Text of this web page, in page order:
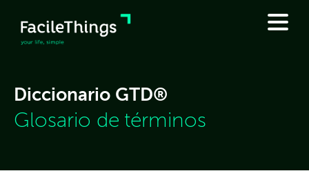
Diccionario GTD®
Glosario de términos